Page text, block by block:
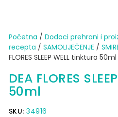
Početna / Dodaci prehrani i
recepta / SAMOLIJEČENJE /
FLORES SLEEP WELL tinktura 50ml
DEA FLORES
50ml
SKU:34916